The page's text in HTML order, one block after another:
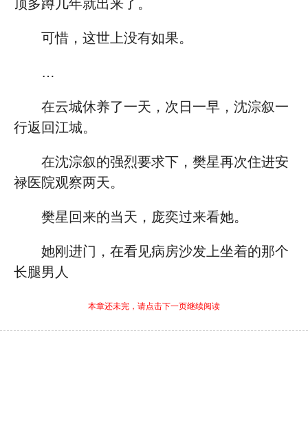
顶多蹲几年就出来了。
可惜，这世上没有如果。
…
在云城休养了一天，次日一早，沈淙叙一
行返回江城。
在沈淙叙的强烈要求下，樊星再次住进安
禄医院观察两天。
樊星回来的当天，庞奕过来看她。
她刚进门，在看见病房沙发上坐着的那个
长腿男人
本章还未完，请点击下一页继续阅读